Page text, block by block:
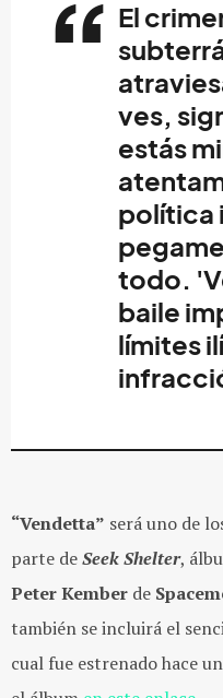
El
ves,
estás
política
todo.
baile
límites
“Vendetta” será uno de
parte deSeek Shelter,
Peter Kember de
también se incluirá el
cual fue estrenado hace